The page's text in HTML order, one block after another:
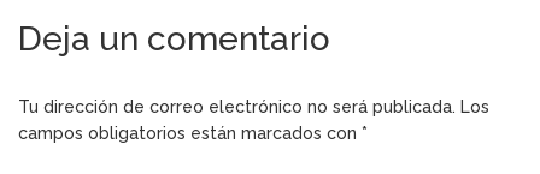
Deja un comentario
Tu dirección de correo electrónico no será publicada. Los
campos obligatorios están marcados con *